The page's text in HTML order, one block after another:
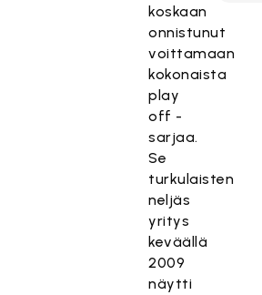
koskaan
onnistunut
voittamaan
kokonaista
play
off -
sarjaa.
Se
turkulaisten
neljäs
yritys
keväällä
2009
näytti